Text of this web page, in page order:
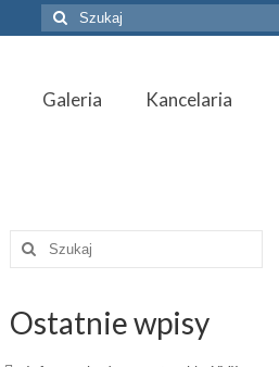
Szuklaj
w:
Galeria
Kancelaria
Szuklaj
Ostatnie wpisy